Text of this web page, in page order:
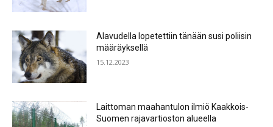
Alavudella lopetettiin tänään susi poliisin
määräyksellä
15.12.2023
Laittoman maahantulon ilmiö Kaakkois-
Suomen rajavartioston alueella